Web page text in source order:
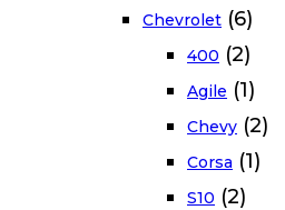
Chevrolet (6)
400 (2)
Agile (1)
Chevy (2)
Corsa (1)
S10 (2)